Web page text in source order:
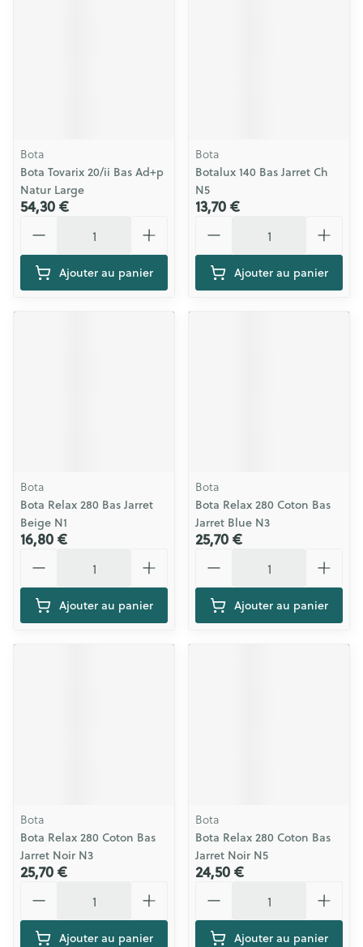
Bota
Bota Tovarix 20/ii Bas Ad+p
Natur Large
54,30 €
Ajouter au panier
Bota
Botalux 140 Bas Jarret Ch
N5
13,70 €
Ajouter au panier
Bota
Bota Relax 280 Bas Jarret
Beige N1
16,80 €
Ajouter au panier
Bota
Bota Relax 280 Coton Bas
Jarret Blue N3
25,70 €
Ajouter au panier
Bota
Bota Relax 280 Coton Bas
Jarret Noir N3
25,70 €
Ajouter au panier
Bota
Bota Relax 280 Coton Bas
Jarret Noir N5
24,50 €
Ajouter au panier